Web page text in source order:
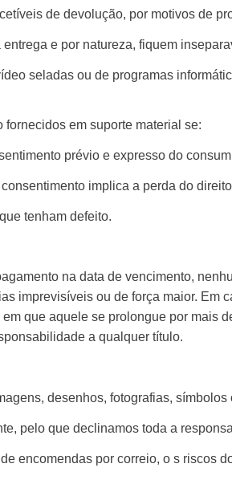
de devolução, por motivos de
e por natureza, fiquem
seladas ou de programas
em suporte material se:
prévio e expresso do
implica a perda do
tenham defeito.
na data de vencimento,
imprevisíveis ou de força maior.
que aquele se prolongue por mais
a qualquer título.
desenhos, fotografias,
pelo que declinamos toda a
encomendas por correio, o s riscos